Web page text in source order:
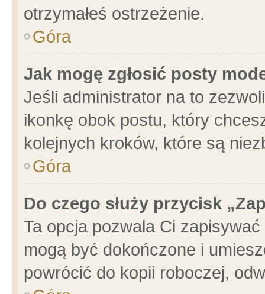
otrzymałeś ostrzeżenie.
Góra
Jak mogę zgłosić posty
Jeśli administrator na to
ikonkę obok postu, który
kolejnych kroków, które są
Góra
Do czego służy przycisk
Ta opcja pozwala Ci
mogą być dokończone i
powrócić do kopii roboczej,